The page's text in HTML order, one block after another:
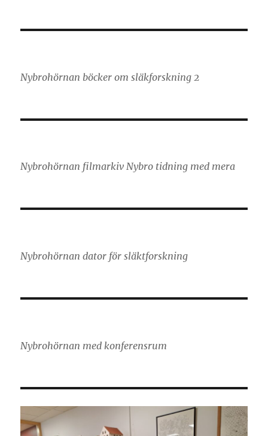
Nybrohörnan böcker om släkforskning 2
Nybrohörnan filmarkiv Nybro tidning med mera
Nybrohörnan dator för släktforskning
Nybrohörnan med konferensrum